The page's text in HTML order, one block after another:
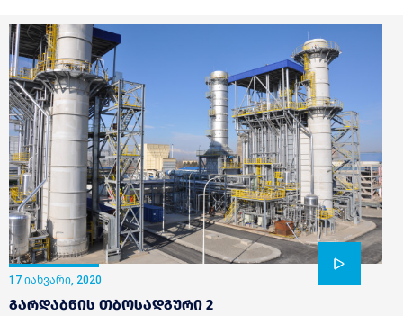
17 იანვარი, 2020
გარდაბნის თბოსადგური 2